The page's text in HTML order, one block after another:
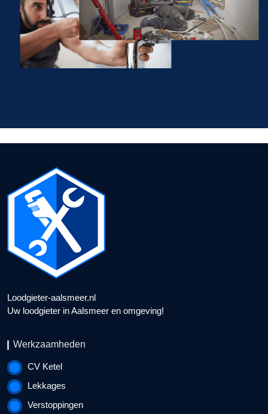
Loodgieter-aalsmeer.nl
Uw loodgieter in Aalsmeer en omgeving!
Werkzaamheden
CV Ketel
Lekkages
Verstoppingen